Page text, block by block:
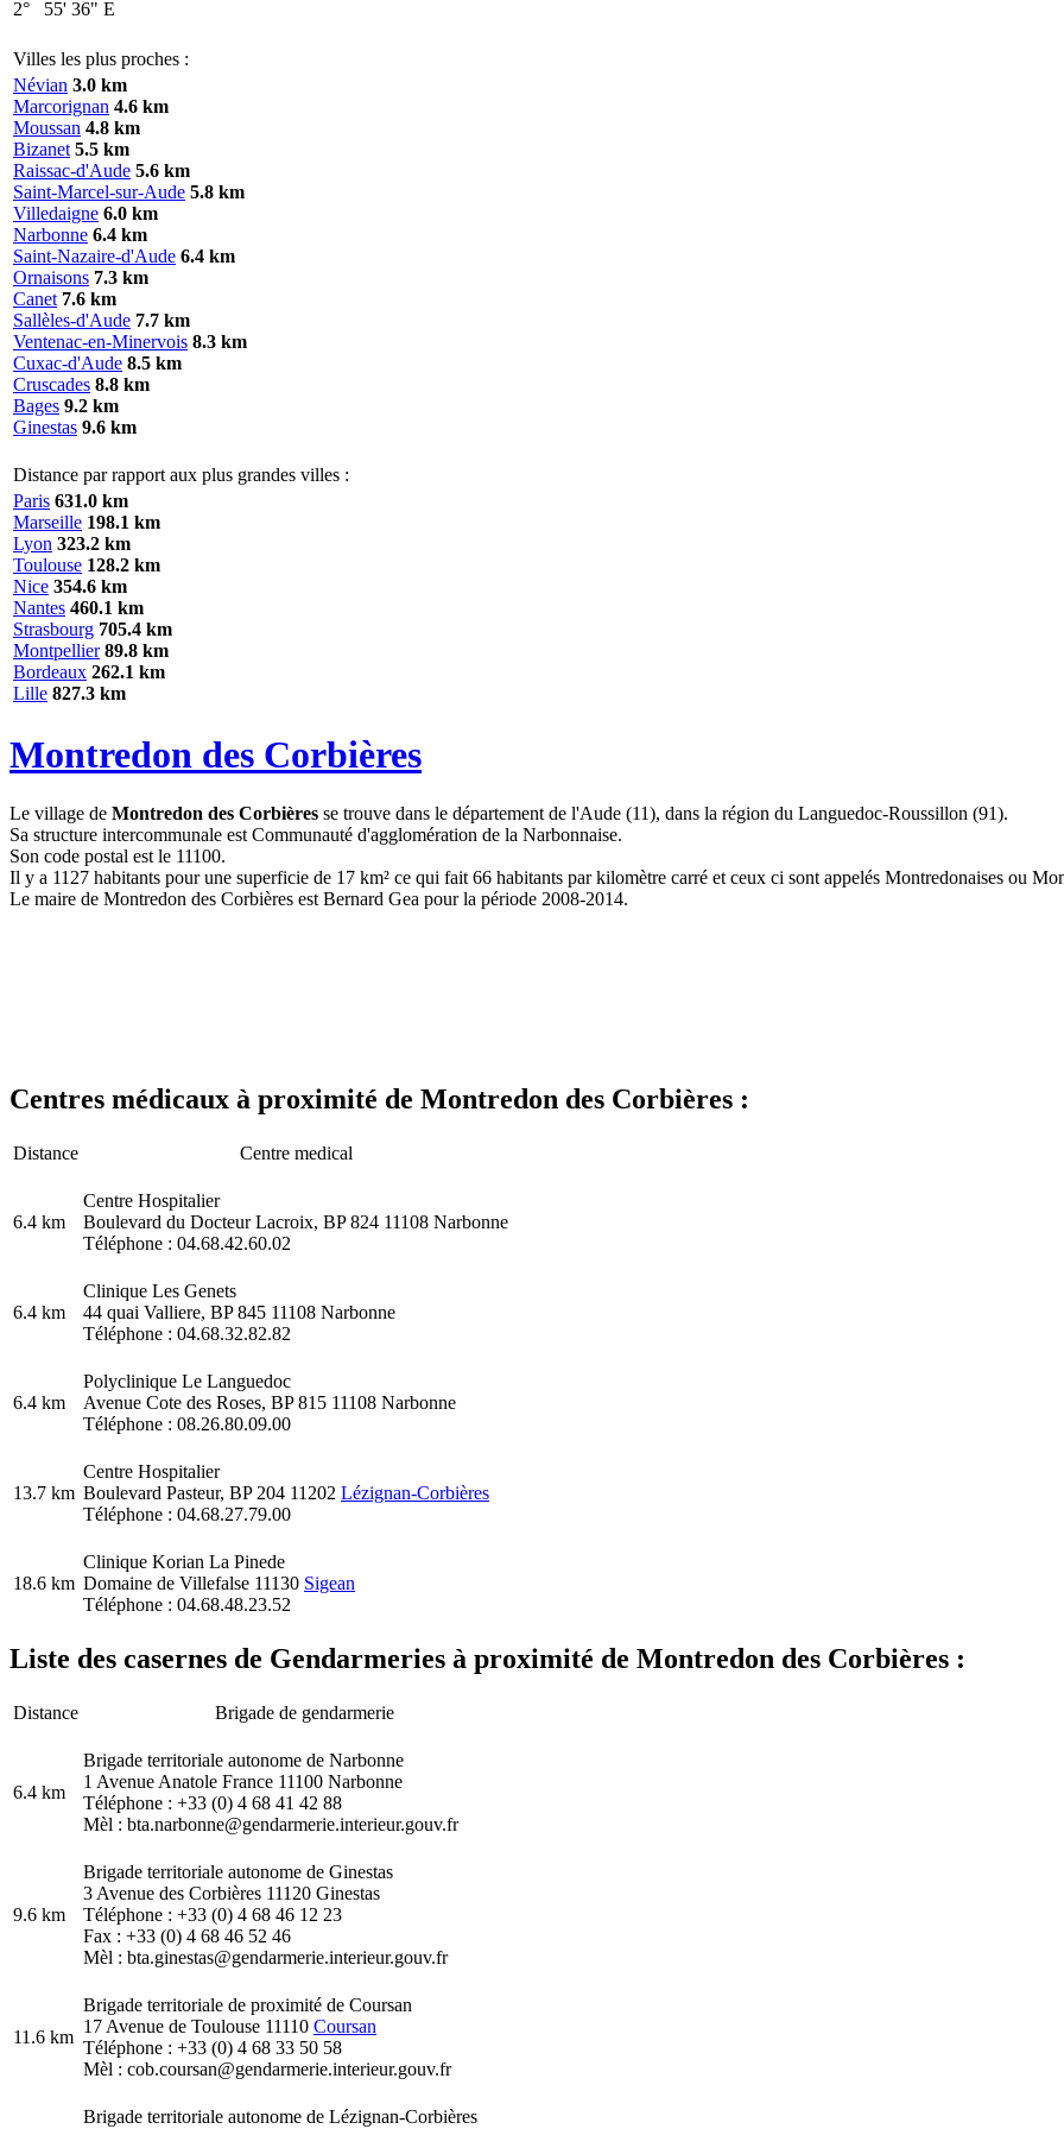
2° 55' 36" E
Villes les plus proches :
Névian 3.0 km
Marcorignan 4.6 km
Moussan 4.8 km
Bizanet 5.5 km
Raissac-d'Aude 5.6 km
Saint-Marcel-sur-Aude 5.8 km
Villedaigne 6.0 km
Narbonne 6.4 km
Saint-Nazaire-d'Aude 6.4 km
Ornaisons 7.3 km
Canet 7.6 km
Sallèles-d'Aude 7.7 km
Ventenac-en-Minervois 8.3 km
Cuxac-d'Aude 8.5 km
Cruscades 8.8 km
Bages 9.2 km
Ginestas 9.6 km
Distance par rapport aux plus grandes villes :
Paris 631.0 km
Marseille 198.1 km
Lyon 323.2 km
Toulouse 128.2 km
Nice 354.6 km
Nantes 460.1 km
Strasbourg 705.4 km
Montpellier 89.8 km
Bordeaux 262.1 km
Lille 827.3 km
Montredon des Corbières
Le village de Montredon des Corbières se trouve dans le département de l'Aude (11), dans la région du Languedoc-Roussillon (91).
Sa structure intercommunale est Communauté d'agglomération de la Narbonnaise.
Son code postal est le 11100.
Il y a 1127 habitants pour une superficie de 17 km² ce qui fait 66 habitants par kilomètre carré et ceux ci sont appelés Montredonaises ou
Le maire de Montredon des Corbières est Bernard Gea pour la période 2008-2014.
Centres médicaux à proximité de Montredon des Corbières :
Distance Centre medical
6.4 km
Centre Hospitalier
Boulevard du Docteur Lacroix, BP 824 11108 Narbonne
Téléphone : 04.68.42.60.02
6.4 km
Clinique Les Genets
44 quai Valliere, BP 845 11108 Narbonne
Téléphone : 04.68.32.82.82
6.4 km
Polyclinique Le Languedoc
Avenue Cote des Roses, BP 815 11108 Narbonne
Téléphone : 08.26.80.09.00
13.7 km
Centre Hospitalier
Boulevard Pasteur, BP 204 11202 Lézignan-Corbières
Téléphone : 04.68.27.79.00
18.6 km
Clinique Korian La Pinede
Domaine de Villefalse 11130 Sigean
Téléphone : 04.68.48.23.52
Liste des casernes de Gendarmeries à proximité de Montredon des Corbières :
Distance Brigade de gendarmerie
6.4 km
Brigade territoriale autonome de Narbonne
1 Avenue Anatole France 11100 Narbonne
Téléphone : +33 (0) 4 68 41 42 88
Mèl : bta.narbonne@gendarmerie.interieur.gouv.fr
9.6 km
Brigade territoriale autonome de Ginestas
3 Avenue des Corbières 11120 Ginestas
Téléphone : +33 (0) 4 68 46 12 23
Fax : +33 (0) 4 68 46 52 46
Mèl : bta.ginestas@gendarmerie.interieur.gouv.fr
11.6 km
Brigade territoriale de proximité de Coursan
17 Avenue de Toulouse 11110 Coursan
Téléphone : +33 (0) 4 68 33 50 58
Mèl : cob.coursan@gendarmerie.interieur.gouv.fr
Brigade territoriale autonome de Lézignan-Corbières